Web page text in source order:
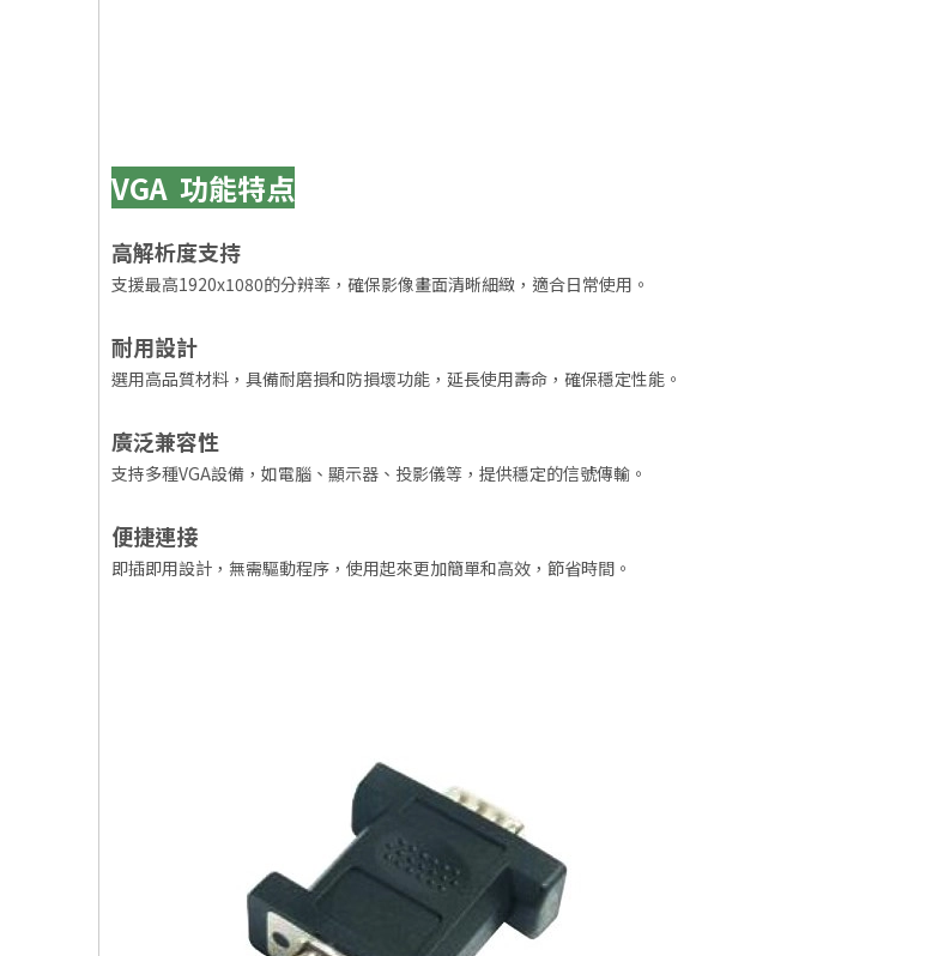
VGA 功能特点
高解析度支持
支援最高1920x1080的分辨率，確保影像畫面清晰細緻，適合日常使用。
耐用設計
選用高品質材料，具備耐磨損和防損壞功能，延長使用壽命，確保穩定性能。
廣泛兼容性
支持多種VGA設備，如電腦、顯示器、投影儀等，提供穩定的信號傳輸。
便捷連接
即插即用設計，無需驅動程序，使用起來更加簡單和高效，節省時間。